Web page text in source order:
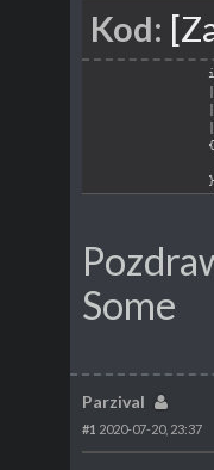
Kod:
{
Some
Parzival
#1 2020-07-20, 23:37